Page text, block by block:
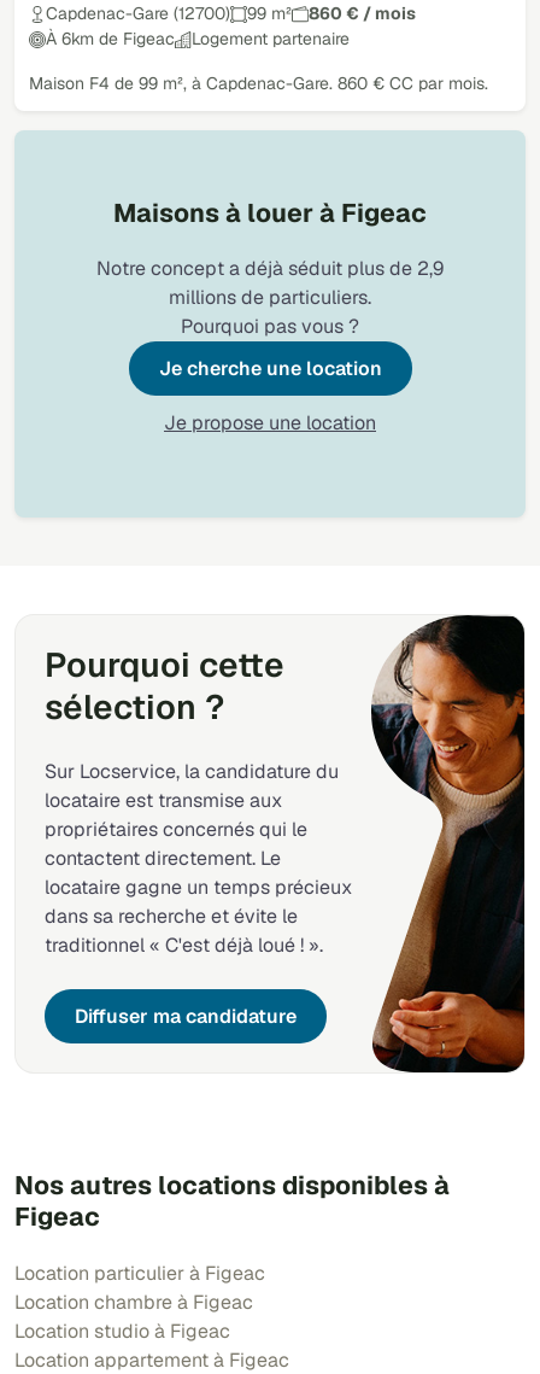
Capdenac-Gare (12700) 99 m²
860 € / mois
À 6km de Figeac
Logement partenaire
Maison F4 de 99 m², à Capdenac-Gare. 860 € CC par mois.
Maisons à louer à Figeac
Notre concept a déjà séduit plus de 2,9
millions de particuliers.
Pourquoi pas vous ?
Je cherche une location
Je propose une location
Pourquoi cette
sélection ?
Sur Locservice, la candidature du
locataire est transmise aux
propriétaires concernés qui le
contactent directement. Le
locataire gagne un temps précieux
dans sa recherche et évite le
traditionnel « C'est déjà loué ! ».
Diffuser ma candidature
Nos autres locations disponibles à
Figeac
Location particulier à Figeac
Location chambre à Figeac
Location studio à Figeac
Location appartement à Figeac